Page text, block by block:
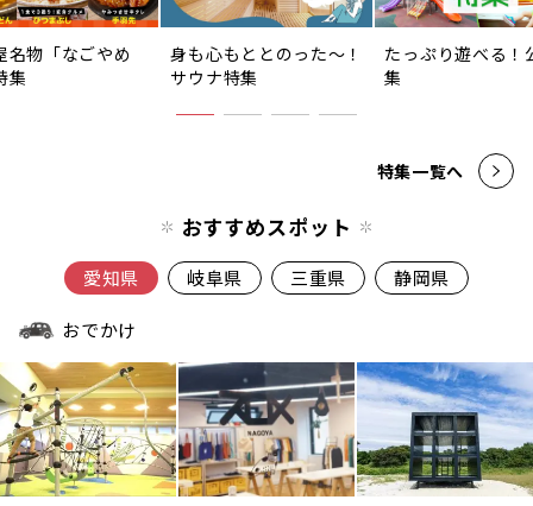
名物「なごやめ
集
身も心もととのった〜！
サウナ特集
たっぷり遊べる！
集
特集一覧へ
おすすめスポット
愛知県 岐阜県 三重県 静岡県
おでかけ